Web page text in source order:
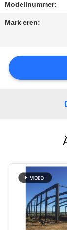
TRETEN
UNS
IN
LÖSUNG
BLOG
Modellnummer:
Markieren: